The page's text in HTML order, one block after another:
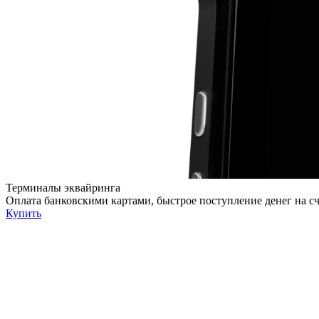
Терминалы эквайринга
Оплата банковскими картами, быстрое поступление денег на
Купить